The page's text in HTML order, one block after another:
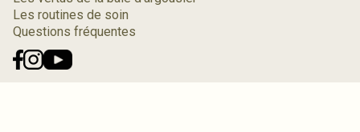
Les routines de soin
Questions fréquentes